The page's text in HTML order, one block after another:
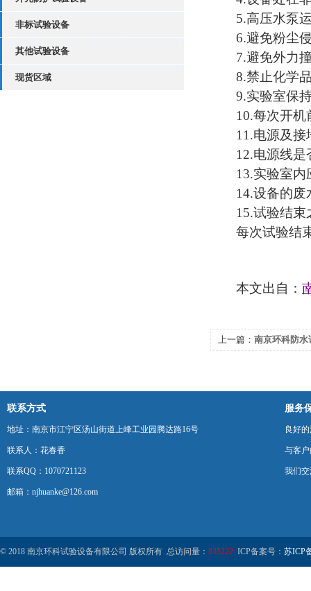
非标试验设备
其他试验设备
现货区域
5.高压水泵
6.避免粉尘
7.避免外力
8.禁止化学
9.实验室保
10.每次开
11.电源及
12.电源线
13.实验室
14.设备的
15.试验结
每次试验结
本文出自：
上一篇： 南京环科防水
联系方式
地址：南京市江宁区汤山街道上峰工业园腾达路16号
联系人：花春香
联系QQ：1070721123
邮箱：njhuanke@126.com
服务
良好
与客
我们
© 2018 南京环科试验设备有限公司 版权所有 总访问量： 835222 ICP备案号： 苏ICP